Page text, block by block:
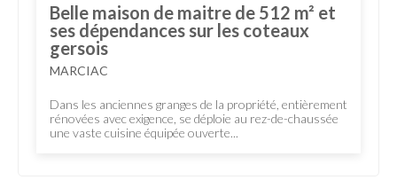
Belle maison de maitre de 512 m² et
ses dépendances sur les coteaux
gersois
MARCIAC
Dans les anciennes granges de la propriété, entièrement
rénovées avec exigence, se déploie au rez-de-chaussée
une vaste cuisine équipée ouverte...